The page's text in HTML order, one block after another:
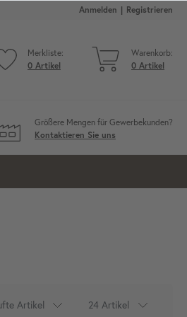
Anmelden Registrieren
Merkliste:
0 Artikel
Warenkorb:
0 Artikel
Größere Mengen für Gewerbekunden?
Kontaktieren Sie uns